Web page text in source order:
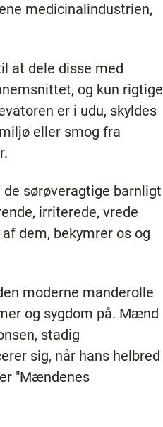
medicinalindustrien,
at dele disse med
og kun rigtige
er i udu, skyldes
eller smog fra
sørøveragtige barnligt
irriterede, vrede
dem, bekymrer os og
moderne manderolle
og sygdom på. Mænd
stadig
sig, når hans helbred
"Mændenes